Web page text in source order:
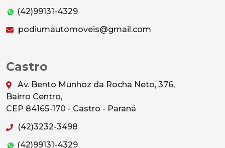
(42)99131-4329
podiumautomoveis@gmail.com
Castro
Av. Bento Munhoz da Rocha Neto, 376,
Bairro Centro,
CEP 84165-170 - Castro - Paraná
(42)3232-3498
(42)99131-4329